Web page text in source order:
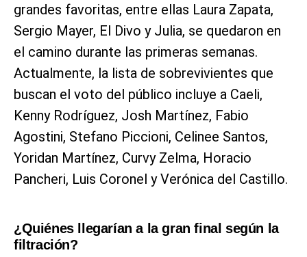
grandes favoritas, entre ellas Laura Zapata,
Sergio Mayer, El Divo y Julia, se quedaron en
el camino durante las primeras semanas.
Actualmente, la lista de sobrevivientes que
buscan el voto del público incluye a Caeli,
Kenny Rodríguez, Josh Martínez, Fabio
Agostini, Stefano Piccioni, Celinee Santos,
Yoridan Martínez, Curvy Zelma, Horacio
Pancheri, Luis Coronel y Verónica del Castillo.
¿Quiénes llegarían a la gran final según la
filtración?